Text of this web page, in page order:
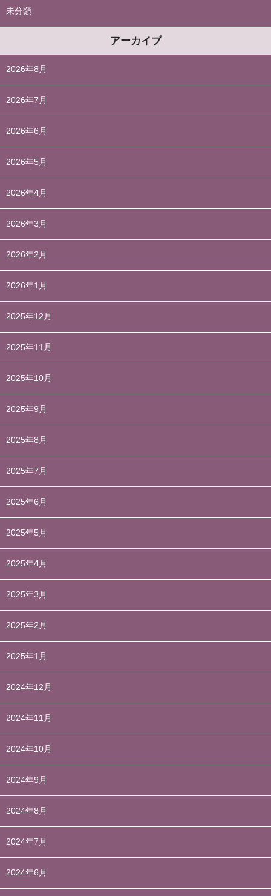
未分類
アーカイブ
2026年8月
2026年7月
2026年6月
2026年5月
2026年4月
2026年3月
2026年2月
2026年1月
2025年12月
2025年11月
2025年10月
2025年9月
2025年8月
2025年7月
2025年6月
2025年5月
2025年4月
2025年3月
2025年2月
2025年1月
2024年12月
2024年11月
2024年10月
2024年9月
2024年8月
2024年7月
2024年6月